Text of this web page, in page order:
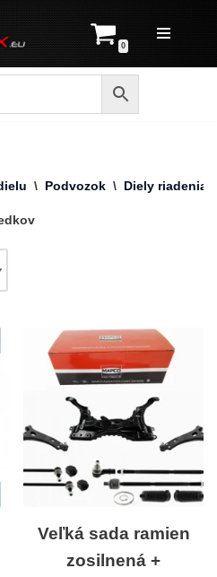
0
\ Podvozok \ Diely riadenia
Veľká sada ramien
zosilnená +